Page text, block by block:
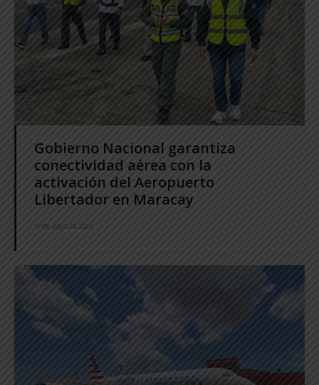
Gobierno Nacional garantiza
conectividad aérea con la
activación del Aeropuerto
Libertador en Maracay
17 DE JULIO DE 2026